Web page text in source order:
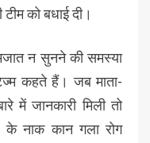
को बधाई दी।
न सुनने की समस्या
कहते हैं। जब माता-
में जानकारी मिली तो
के नाक कान गला रोग